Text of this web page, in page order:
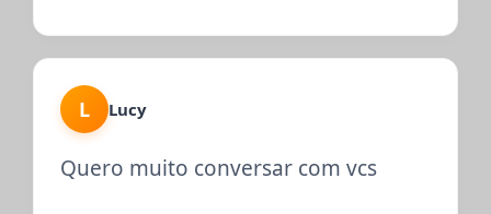
L Lucy
Quero muito conversar com vcs